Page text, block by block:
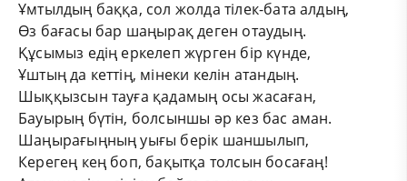
Ұмтылдың баққа, сол жолда тілек-бата алдың,
Өз бағасы бар шаңырақ деген отаудың.
Құсымыз едің еркелеп жүрген бір күнде,
Ұштың да кеттің, мінеки келін атандың.
Шыққызсын тауға қадамың осы жасаған,
Бауырың бүтін, болсыншы әр кез бас аман.
Шаңырағыңның уығы берік шаншылып,
Керегең кең боп, бақытқа толсын босағаң!